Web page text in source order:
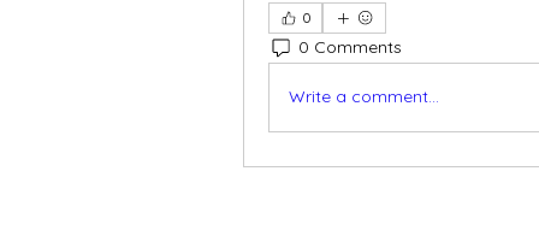
0
0 Comments
Write a comment...